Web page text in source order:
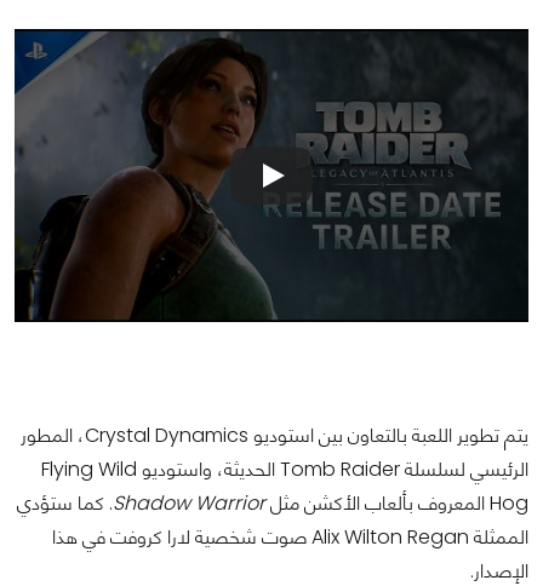
يتم تطوير اللعبة بالتعاون بين استوديو Crystal Dynamics، المطور
الرئيسي لسلسلة Tomb Raider الحديثة، واستوديو Flying Wild
Hog المعروف بألعاب الأكشن مثل
Shadow Warrior. كما ستؤدي
الممثلة Alix Wilton Regan صوت شخصية لارا كروفت في هذا
الإصدار.